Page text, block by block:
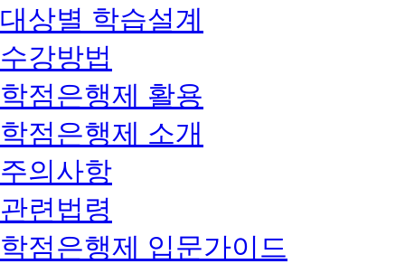
대상별 학습설계
수강방법
학점은행제 활용
학점은행제 소개
주의사항
관련법령
학점은행제 입문가이드